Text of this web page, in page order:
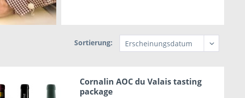
Sortierung:
Cornalin AOC du Valais tasting
package